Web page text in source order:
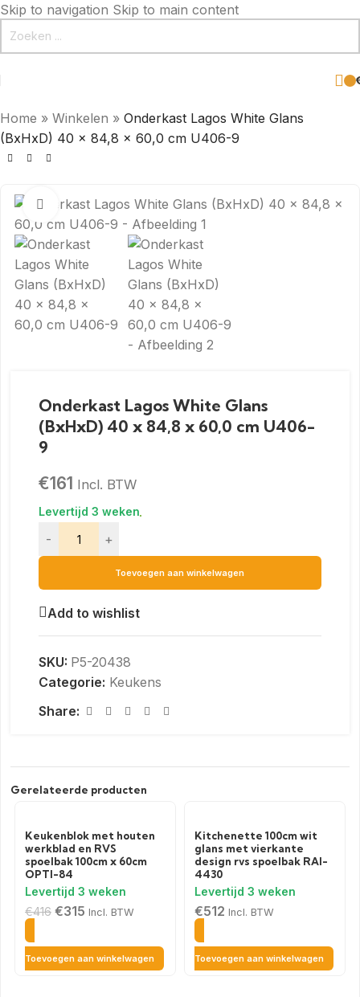
Skip to navigation Skip to main content
Home » Winkelen » Onderkast Lagos White Glans
(BxHxD) 40 x 84,8 x 60,0 cm U406-9
Click to enlarge
Onderkast Lagos White Glans
(BxHxD) 40 x 84,8 x 60,0 cm U406-
9
€161 Incl. BTW
- +
Toevoegen aan winkelwagen
Add to wishlist
SKU: P5-20438
Categorie: Keukens
Share:
Gerelateerde producten
Keukenblok met houten
werkblad en RVS
spoelbak 100cm x 60cm
OPTI-84
€416 €315 Incl. BTW
Toevoegen aan winkelwagen
Kitchenette 100cm wit
glans met vierkante
design rvs spoelbak RAI-
4430
€512 Incl. BTW
Toevoegen aan winkelwagen